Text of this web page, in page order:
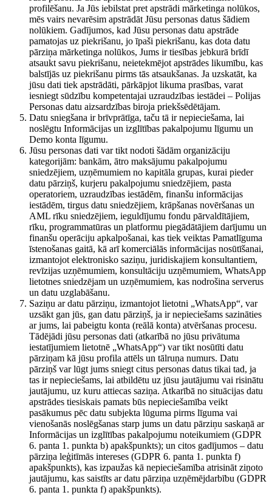
profilēšanu. Ja Jūs iebilstat pret apstrādi mārketinga nolūkos,
mēs vairs nevarēsim apstrādāt Jūsu personas datus šādiem
nolūkiem. Gadījumos, kad Jūsu personas datu apstrāde
pamatojas uz piekrišanu, jo īpaši piekrišanu, kas dota datu
pārziņa mārketinga nolūkos, Jums ir tiesības jebkurā brīdī
atsaukt savu piekrišanu, neietekmējot apstrādes likumību, kas
balstījās uz piekrišanu pirms tās atsaukšanas. Ja uzskatāt, ka
jūsu dati tiek apstrādāti, pārkāpjot likuma prasības, varat
iesniegt sūdzību kompetentajai uzraudzības iestādei – Polijas
Personas datu aizsardzības biroja priekšsēdētājam.
Datu sniegšana ir brīvprātīga, taču tā ir nepieciešama, lai
noslēgtu Informācijas un izglītības pakalpojumu līgumu un
Demo konta līgumu.
Jūsu personas dati var tikt nodoti šādām organizāciju
kategorijām: bankām, ātro maksājumu pakalpojumu
sniedzējiem, uzņēmumiem no kapitāla grupas, kurai pieder
datu pārziņš, kurjeru pakalpojumu sniedzējiem, pasta
operatoriem, uzraudzības iestādēm, finanšu informācijas
iestādēm, tirgus datu sniedzējiem, krāpšanas novēršanas un
AML rīku sniedzējiem, ieguldījumu fondu pārvaldītājiem,
rīku, programmatūras un platformu piegādātājiem darījumu un
finanšu operāciju apkalpošanai, kas tiek veiktas Pamatlīguma
īstenošanas gaitā, kā arī komerciālās informācijas nosūtīšanai,
izmantojot elektronisko saziņu, juridiskajiem konsultantiem,
revīzijas uzņēmumiem, konsultāciju uzņēmumiem, WhatsApp
lietotnes sniedzējam un uzņēmumiem, kas nodrošina serverus
un datu uzglabāšanu.
Saziņu ar datu pārziņu, izmantojot lietotni „WhatsApp“, var
uzsākt gan jūs, gan datu pārziņš, ja ir nepieciešams sazināties
ar jums, lai pabeigtu konta (reālā konta) atvēršanas procesu.
Tādējādi jūsu personas dati (atkarībā no jūsu privātuma
iestatījumiem lietotnē „WhatsApp“) var tikt nosūtīti datu
pārziņam kā jūsu profila attēls un tālruņa numurs. Datu
pārziņš var lūgt jums sniegt citus personas datus tikai tad, ja
tas ir nepieciešams, lai atbildētu uz jūsu jautājumu vai risinātu
jautājumu, uz kuru attiecas saziņa. Atkarībā no situācijas datu
apstrādes tiesiskais pamats būs nepieciešamība veikt
pasākumus pēc datu subjekta lūguma pirms līguma vai
vienošanās noslēgšanas starp jums un datu pārziņu saskaņā ar
Informācijas un izglītības pakalpojumu noteikumiem (GDPR
6. panta 1. punkta b) apakšpunkts); un citos gadījumos – datu
pārziņa leģitīmās intereses (GDPR 6. panta 1. punkta f)
apakšpunkts), kas izpaužas kā nepieciešamība atrisināt ziņoto
jautājumu, kas saistīts ar datu pārziņa uzņēmējdarbību (GDPR
6. panta 1. punkta f) apakšpunkts).